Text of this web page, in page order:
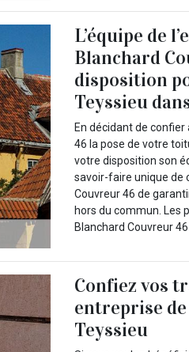
L’équipe de
Blanchard
disposition
Teyssieu
En décidant de
46 la pose de votre
votre disposition son
savoir-faire unique de
Couvreur 46 de
hors du commun. Les
Blanchard Couvreur
Confiez vos
entreprise
Teyssieu